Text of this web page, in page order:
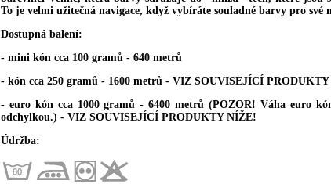
To je velmi užitečná navigace, když vybíráte souladné barvy pro své
Dostupná balení:
- mini kón cca 100 gramů - 640 metrů
- kón cca 250 gramů - 1600 metrů - VIZ SOUVISEJÍCÍ
- euro kón cca 1000 gramů - 6400 metrů (POZOR! Váha euro
odchylkou.) - VIZ SOUVISEJÍCÍ PRODUKTY NÍŽE!
Údržba: